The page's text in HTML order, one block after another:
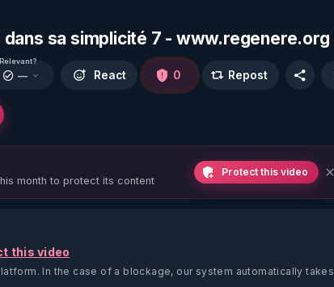
sa simplicité 7 - www.regenere.org
Relevant?
— React 0 Repost
month to protect its content
Protect this video
this video
In the case of a blockage, our system automatically takes